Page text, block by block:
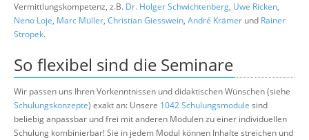
Vermittlungskompetenz, z.B. Dr. Holger Schwichtenberg, Uwe Ricken,
Neno Loje, Marc Müller, Christian Giesswein, André Krämer und Rainer
Stropek.
So flexibel sind die Seminare
Wir passen uns Ihren Vorkenntnissen und didaktischen Wünschen (siehe
Schulungskonzepte) exakt an: Unsere 1042 Schulungsmodule sind
beliebig anpassbar und frei mit anderen Modulen zu einer individuellen
Schulung kombinierbar! Sie in jedem Modul können Inhalte streichen und